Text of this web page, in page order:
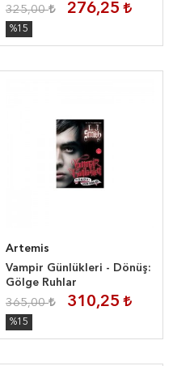
325,00 276,25
%15
Artemis
Vampir Günlükleri - Dönüş:
Gölge Ruhlar
365,00 310,25
%15